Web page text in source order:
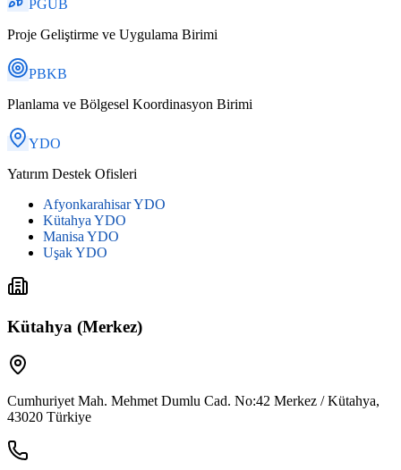
PGUB
Proje Geliştirme ve Uygulama Birimi
PBKB
Planlama ve Bölgesel Koordinasyon Birimi
YDO
Yatırım Destek Ofisleri
Afyonkarahisar YDO
Kütahya YDO
Manisa YDO
Uşak YDO
Kütahya (Merkez)
Cumhuriyet Mah. Mehmet Dumlu Cad. No:42 Merkez / Kütahya,
43020 Türkiye